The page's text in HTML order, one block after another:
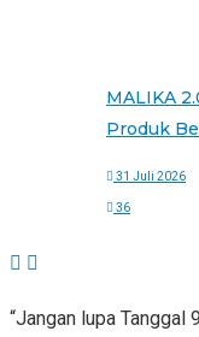
MALIKA
Produk
31 Juli 2026
36
“Jangan lupa